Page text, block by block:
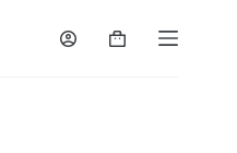
Shopping